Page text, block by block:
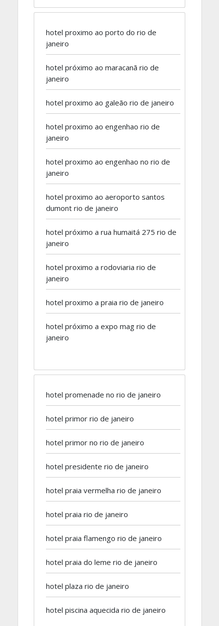
hotel proximo ao porto do rio de
janeiro
hotel próximo ao maracanã rio de
janeiro
hotel proximo ao galeão rio de janeiro
hotel proximo ao engenhao rio de
janeiro
hotel proximo ao engenhao no rio de
janeiro
hotel proximo ao aeroporto santos
dumont rio de janeiro
hotel próximo a rua humaitá 275 rio de
janeiro
hotel proximo a rodoviaria rio de
janeiro
hotel proximo a praia rio de janeiro
hotel próximo a expo mag rio de
janeiro
hotel promenade no rio de janeiro
hotel primor rio de janeiro
hotel primor no rio de janeiro
hotel presidente rio de janeiro
hotel praia vermelha rio de janeiro
hotel praia rio de janeiro
hotel praia flamengo rio de janeiro
hotel praia do leme rio de janeiro
hotel plaza rio de janeiro
hotel piscina aquecida rio de janeiro